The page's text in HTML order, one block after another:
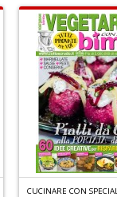
CUCINARE CON